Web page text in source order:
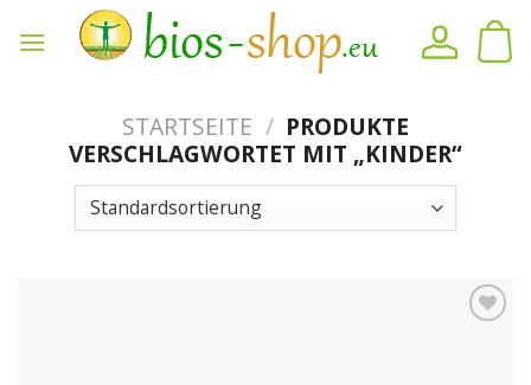
Inhalt
STARTSEITE / PRODUKTE
VERSCHLAGWORTET MIT „KINDER“